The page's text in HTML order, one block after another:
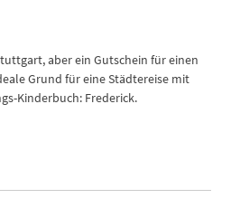
aber ein Gutschein für einen
Grund für eine Städtereise mit
Kinderbuch: Frederick.